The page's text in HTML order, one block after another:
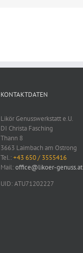
KONTAKTDATEN
Likör Genusswerkstatt e.U.
DI Christa Fasching
Thann 8
3663 Laimbach am Ostrong
Tel.:+43 650 / 3555416
Mail:office@likoer-genuss.at
UID: ATU71202227